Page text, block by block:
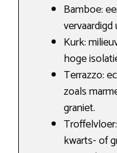
Bamboe:
Kurk:
hoge
Terrazzo:
zoals
graniet.
kwarts- of